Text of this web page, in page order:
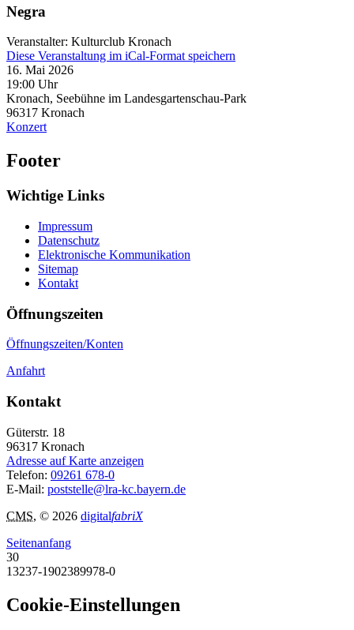
Negra
Veranstalter: Kulturclub Kronach
Diese Veranstaltung im iCal-Format speichern
16. Mai 2026
19:00 Uhr
Kronach, Seebühne im Landesgartenschau-Park
96317 Kronach
Konzert
Footer
Wichtige Links
Impressum
Datenschutz
Elektronische Kommunikation
Sitemap
Kontakt
Öffnungszeiten
Öffnungszeiten/Konten
Anfahrt
Kontakt
Güterstr. 18
96317 Kronach
Adresse auf Karte anzeigen
Telefon: 09261 678-0
E-Mail: poststelle@lra-kc.bayern.de
CMS, © 2026 digitalfabriX
Seitenanfang
30
13237-1902389978-0
Cookie-Einstellungen